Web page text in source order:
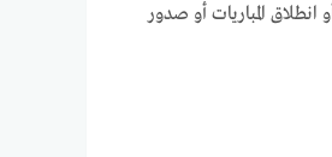
المباريات أو صدور